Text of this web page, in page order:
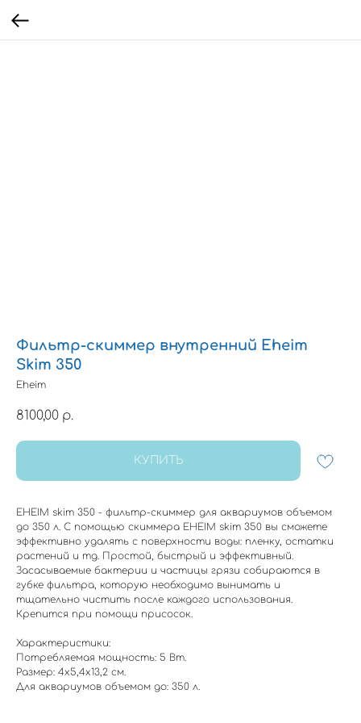
Фильтр-скиммер внутренний Eheim
Skim 350
Eheim
8100,00 р.
КУПИТЬ
EHEIM skim 350 - фильтр-скиммер для аквариумов объемом
до 350 л. С помощью скиммера EHEIM skim 350 вы сможете
эффективно удалять с поверхности воды: пленку, остатки
растений и тд. Простой, быстрый и эффективный.
Засасываемые бактерии и частицы грязи собираются в
губке фильтра, которую необходимо вынимать и
тщательно чистить после каждого использования.
Крепится при помощи присосок.
Характеристики:
Потребляемая мощность: 5 Вт.
Размер: 4х5,4х13,2 см.
Для аквариумов объемом до: 350 л.